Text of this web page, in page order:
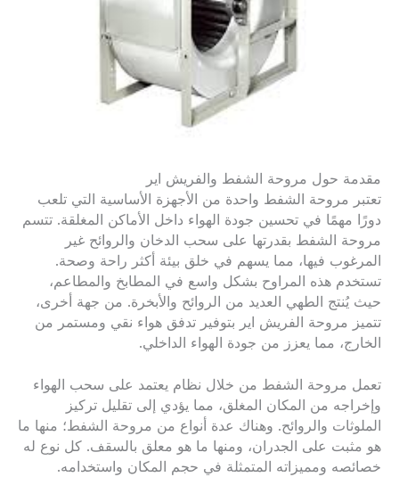
مقدمة حول مروحة الشفط والفريش اير
تعتبر مروحة الشفط واحدة من الأجهزة الأساسية التي تلعب
دورًا مهمًا في تحسين جودة الهواء داخل الأماكن المغلقة. تتسم
مروحة الشفط بقدرتها على سحب الدخان والروائح غير
المرغوب فيها، مما يسهم في خلق بيئة أكثر راحة وصحة.
تستخدم هذه المراوح بشكل واسع في المطابخ والمطاعم،
حيث يُنتج الطهي العديد من الروائح والأبخرة. من جهة أخرى،
تتميز مروحة الفريش اير بتوفير تدفق هواء نقي ومستمر من
الخارج، مما يعزز من جودة الهواء الداخلي.
تعمل مروحة الشفط من خلال نظام يعتمد على سحب الهواء
وإخراجه من المكان المغلق، مما يؤدي إلى تقليل تركيز
الملوثات والروائح. وهناك عدة أنواع من مروحة الشفط؛ منها ما
هو مثبت على الجدران، ومنها ما هو معلق بالسقف. كل نوع له
خصائصه ومميزاته المتمثلة في حجم المكان واستخدامه.